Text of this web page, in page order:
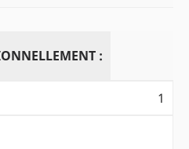
:
1